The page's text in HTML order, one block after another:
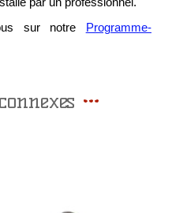
sur notre
Programme-